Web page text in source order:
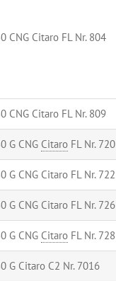
CNG Citaro FL Nr. 804
CNG Citaro FL Nr. 809
G CNG Citaro FL Nr. 720
G CNG Citaro FL Nr. 722
G CNG Citaro FL Nr. 726
G CNG Citaro FL Nr. 728
G Citaro C2 Nr. 7016